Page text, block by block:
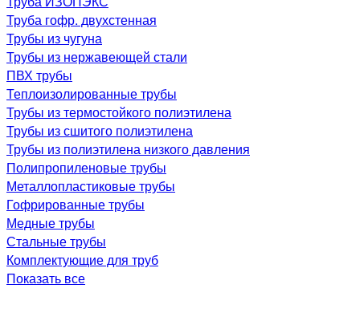
Труба гофр. двухстенная
Трубы из чугуна
Трубы из нержавеющей стали
ПВХ трубы
Теплоизолированные трубы
Трубы из термостойкого полиэтилена
Трубы из сшитого полиэтилена
Трубы из полиэтилена низкого давления
Полипропиленовые трубы
Металлопластиковые трубы
Гофрированные трубы
Медные трубы
Стальные трубы
Комплектующие для труб
Показать все